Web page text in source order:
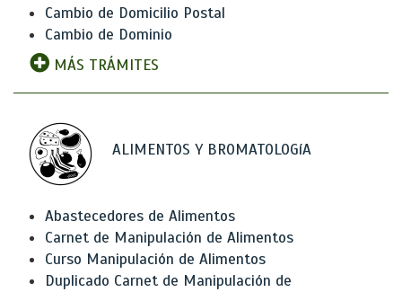
Cambio de Domicilio Postal
Cambio de Dominio
MÁS TRÁMITES
ALIMENTOS Y BROMATOLOGíA
Abastecedores de Alimentos
Carnet de Manipulación de Alimentos
Curso Manipulación de Alimentos
Duplicado Carnet de Manipulación de